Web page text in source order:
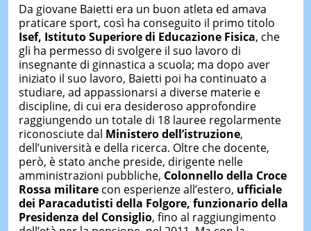
Da giovane Baietti era un buon atleta ed amava
praticare sport, così ha conseguito il primo titolo
Isef, Istituto Superiore di Educazione Fisica, che
gli ha permesso di svolgere il suo lavoro di
insegnante di ginnastica a scuola; ma dopo aver
iniziato il suo lavoro, Baietti poi ha continuato a
studiare, ad appassionarsi a diverse materie e
discipline, di cui era desideroso approfondire
raggiungendo un totale di 18 lauree regolarmente
riconosciute dal Ministero dell’istruzione,
dell’università e della ricerca. Oltre che docente,
però, è stato anche preside, dirigente nelle
amministrazioni pubbliche, Colonnello della Croce
Rossa militarecon esperienze all’estero, ufficiale
dei Paracadutisti della Folgore, funzionario della
Presidenza del Consiglio, fino al raggiungimento